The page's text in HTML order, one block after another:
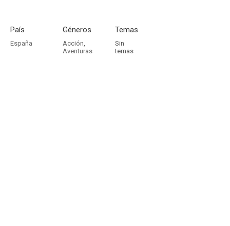
País
España
Géneros
Acción,
Aventuras
Temas
Sin
temas